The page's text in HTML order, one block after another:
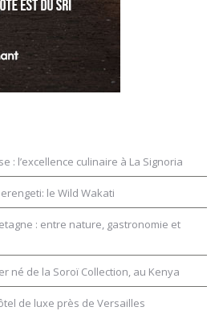
: l’excellence culinaire à La Signoria
le Wild Wakati
: entre nature, gastronomie et
né de la Soroï Collection, au Kenya
de luxe près de Versailles